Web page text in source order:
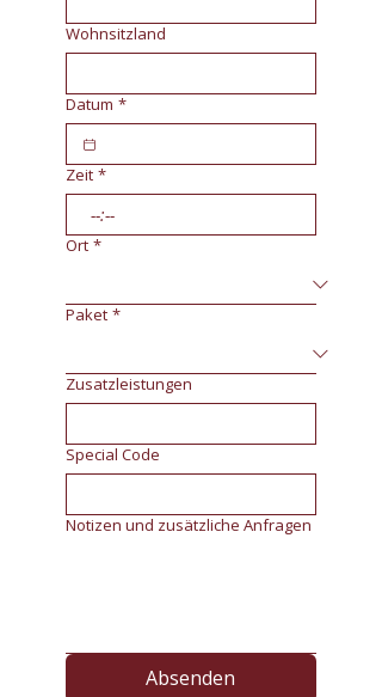
Wohnsitzland
Datum *
Zeit *
:
Ort *
Paket *
Zusatzleistungen
Special Code
Notizen und zusätzliche Anfragen
Absenden